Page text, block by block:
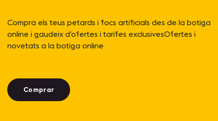
Compra els teus petards i focs artificials des de la botiga
online i gaudeix d’ofertes i tarifes exclusivesOfertes i
novetats a la botiga online
Comprar